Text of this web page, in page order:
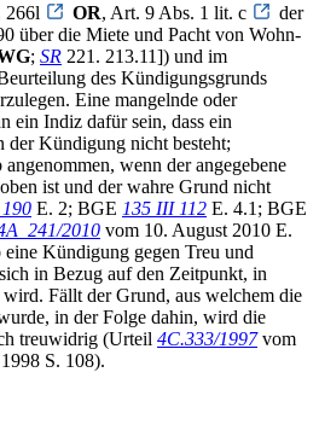
266l OR, Art. 9 Abs. 1 lit. c
der
über die Miete und Pacht von Wohn-
; SR 221. 213.11]) und im
des Kündigungsgrunds
Eine mangelnde oder
ein Indiz dafür sein, dass ein
der Kündigung nicht besteht;
wenn der angegebene
ist und der wahre Grund nicht
E. 2; BGE 135 III 112 E. 4.1; BGE
2010 vom 10. August 2010 E.
Kündigung gegen Treu und
in Bezug auf den Zeitpunkt, in
wird. Fällt der Grund, aus welchem die
in der Folge dahin, wird die
treuwidrig (Urteil 4C.333/1997vom
S. 108).